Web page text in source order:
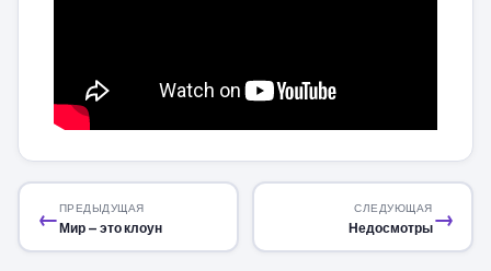
←ПРЕДЫДУЩАЯ
Мир — это клоун →
СЛЕДУЮЩАЯ
Недосмотры